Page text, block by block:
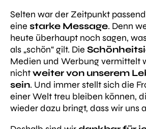
Selten war der Zeitpunkt
eine starke Message. Denn
heute überhaupt noch sagen,
als „schön“ gilt. Die
Medien und Werbung vermittelt
nichtweiter von unserem
sein. Und immer stellt sich die
einer Welt treu bleiben können,
wieder dazu bringt, dass wir uns